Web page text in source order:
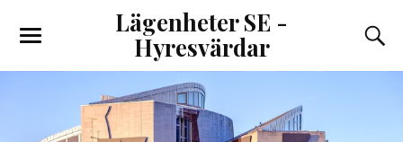
Lägenheter SE -
Hyresvärdar